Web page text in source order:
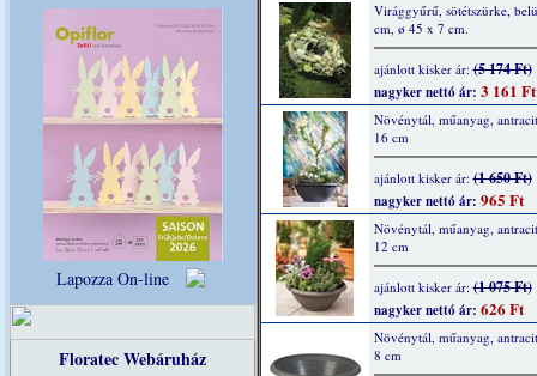
Lapozza On-line
Floratec Webáruház
Virággyűrű, sötétszürke,
cm, ø 45 x 7 cm.
ajánlott kisker ár:(5 174 Ft)
nagyker nettó ár: 3 161 Ft
Növénytál, műanyag,
16 cm
ajánlott kisker ár:(1 650 Ft)
nagyker nettó ár: 965 Ft
Növénytál, műanyag,
12 cm
ajánlott kisker ár:(1 075 Ft)
nagyker nettó ár: 626 Ft
Növénytál, műanyag,
8 cm